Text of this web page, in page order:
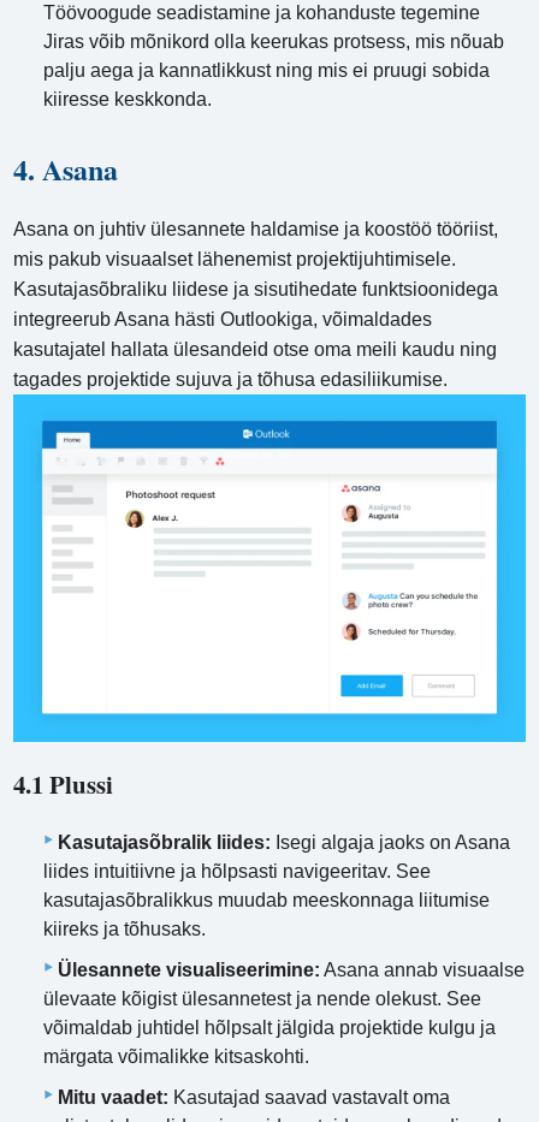
Töövoogude seadistamine ja kohanduste tegemine
Jiras võib mõnikord olla keerukas protsess, mis nõuab
palju aega ja kannatlikkust ning mis ei pruugi sobida
kiiresse keskkonda.
4. Asana
Asana on juhtiv ülesannete haldamise ja koostöö tööriist,
mis pakub visuaalset lähenemist projektijuhtimisele.
Kasutajasõbraliku liidese ja sisutihedate funktsioonidega
integreerub Asana hästi Outlookiga, võimaldades
kasutajatel hallata ülesandeid otse oma meili kaudu ning
tagades projektide sujuva ja tõhusa edasiliikumise.
4.1 Plussi
Kasutajasõbralik liides: Isegi algaja jaoks on Asana
liides intuitiivne ja hõlpsasti navigeeritav. See
kasutajasõbralikkus muudab meeskonnaga liitumise
kiireks ja tõhusaks.
Ülesannete visualiseerimine: Asana annab visuaalse
ülevaate kõigist ülesannetest ja nende olekust. See
võimaldab juhtidel hõlpsalt jälgida projektide kulgu ja
märgata võimalikke kitsaskohti.
Mitu vaadet: Kasutajad saavad vastavalt oma